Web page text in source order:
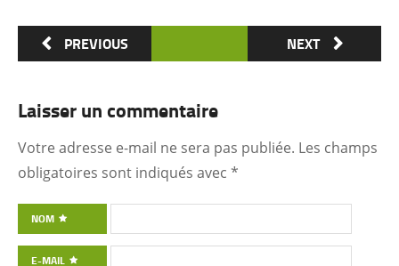
synonyme de la Côte d’Ivoire Un symbole
universel Créée ex nihilo au centre du pays à
un événement majeur dans l’histoire de
l’urbanisme de la Côte d’Ivoire. Félix Houphouët-
Boigny et ses architectes (Pierre Fakhoury et
Clément Cacoub pour la Fondation FHB, …) ont
voulu que tout, depuis le plan général des
PREVIOUS NEXT
Laisser un commentaire
Votre adresse e-mail ne sera pas publiée. Les champs
obligatoires sont indiqués avec *
NOM
E-MAIL